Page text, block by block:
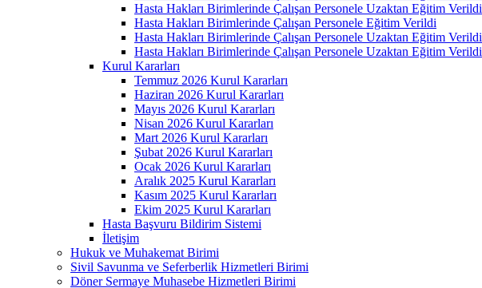
Hasta Hakları Birimlerinde Çalışan Personele Uzaktan Eğitim Verildi
Hasta Hakları Birimlerinde Çalışan Personele Eğitim Verildi
Hasta Hakları Birimlerinde Çalışan Personele Uzaktan Eğitim Verildi
Hasta Hakları Birimlerinde Çalışan Personele Uzaktan Eğitim Verildi
Kurul Kararları
Temmuz 2026 Kurul Kararları
Haziran 2026 Kurul Kararları
Mayıs 2026 Kurul Kararları
Nisan 2026 Kurul Kararları
Mart 2026 Kurul Kararları
Şubat 2026 Kurul Kararları
Ocak 2026 Kurul Kararları
Aralık 2025 Kurul Kararları
Kasım 2025 Kurul Kararları
Ekim 2025 Kurul Kararları
Hasta Başvuru Bildirim Sistemi
İletişim
Hukuk ve Muhakemat Birimi
Sivil Savunma ve Seferberlik Hizmetleri Birimi
Döner Sermaye Muhasebe Hizmetleri Birimi